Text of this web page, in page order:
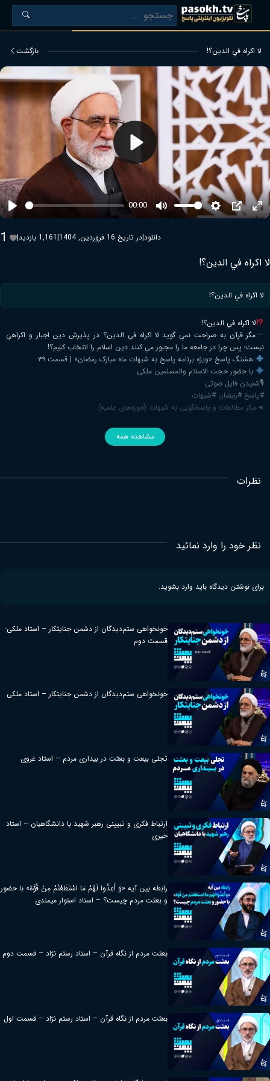
لا اكراه في الدين؟! بازگشت
Play
00:00
Mute SettingsPIP
Play
1 | 1,161 بازدید| در تاریخ 16 فروردین, 1404|دانلود
لا اكراه في الدين؟!
لا اكراه في الدين؟!
لا اكراه في الدين؟!
مگر قرآن به صراحت نمي گويد لا اكراه في الدين؟ در پذيرش دين اجبار و اكراهي
نيست؛ پس چرا در جامعه ما را مجبور مي كنند دين اسلام را انتخاب كنيم؟!
هشتگ پاسخ «ویژه برنامه پاسخ به شبهات ماه مبارک رمضان» | قسمت ۳۹
با حضور حجت الاسلام والمسلمین ملکی
🎙شنیدن فایل صوتی
#پاسخ #رمضان #شبهات
◄مرکز مطالعات و پاسخگویی به شبهات (حوزه‌های علمیه)
مشاهده همه
نظرات
نظر خود را وارد نمائید
برای نوشتن دیدگاه باید وارد بشوید.
خونخواهی ستم‌دیدگان از دشمن جنایتکار – استاد ملکی-
قسمت دوم
خونخواهی ستم‌دیدگان از دشمن جنایتکار – استاد ملکی
تجلی بیعت و بعثت در بیداری مردم – استاد غروی
ارتباط فکری و تبیینی رهبر شهید با دانشگاهیان – استاد
خیری
رابطه بین آیه «وَ أَعِدُّوا لَهُمْ مَا اسْتَطَعْتُمْ مِنْ قُوَّة» با حضور
و بعثت مردم چیست؟ – استاد استوار میمندی
بعثت مردم از نگاه قرآن – استاد رستم نژاد – قسمت دوم
بعثت مردم از نگاه قرآن – استاد رستم نژاد – قسمت اول